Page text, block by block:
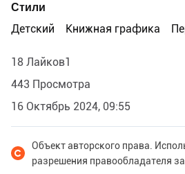
Стили
Детский
Книжная графика
18 Лайков1
443 Просмотра
16 Октябрь 2024, 09:55
Объект авторского права.
разрешения правообладателя